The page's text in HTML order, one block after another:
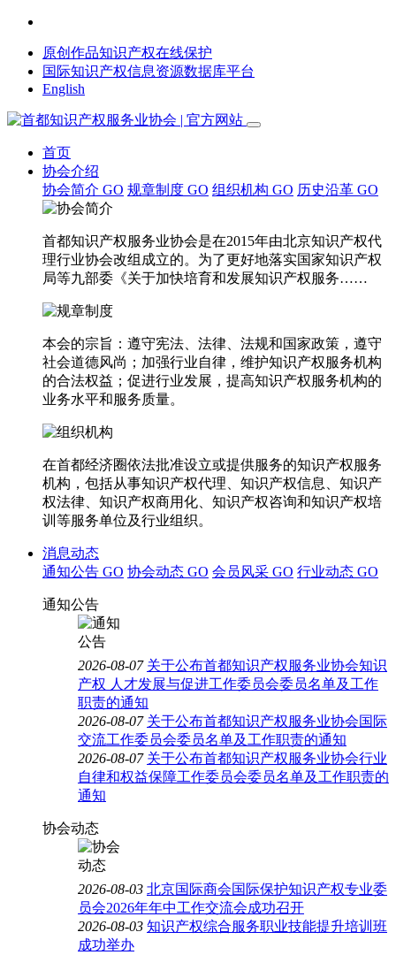
原创作品知识产权在线保护
国际知识产权信息资源数据库平台
English
首页
协会介绍
协会简介 GO 规章制度 GO 组织机构 GO 历史沿革 GO
首都知识产权服务业协会是在2015年由北京知识产权代
理行业协会改组成立的。为了更好地落实国家知识产权
局等九部委《关于加快培育和发展知识产权服务……
本会的宗旨：遵守宪法、法律、法规和国家政策，遵守
社会道德风尚；加强行业自律，维护知识产权服务机构
的合法权益；促进行业发展，提高知识产权服务机构的
业务水平和服务质量。
在首都经济圈依法批准设立或提供服务的知识产权服务
机构，包括从事知识产权代理、知识产权信息、知识产
权法律、知识产权商用化、知识产权咨询和知识产权培
训等服务单位及行业组织。
消息动态
通知公告 GO 协会动态 GO 会员风采 GO 行业动态 GO
通知公告
2026-08-07 关于公布首都知识产权服务业协会知识
产权 人才发展与促进工作委员会委员名单及工作
职责的通知
2026-08-07 关于公布首都知识产权服务业协会国际
交流工作委员会委员名单及工作职责的通知
2026-08-07 关于公布首都知识产权服务业协会行业
自律和权益保障工作委员会委员名单及工作职责的
通知
协会动态
2026-08-03 北京国际商会国际保护知识产权专业委
员会2026年年中工作交流会成功召开
2026-08-03 知识产权综合服务职业技能提升培训班
成功举办